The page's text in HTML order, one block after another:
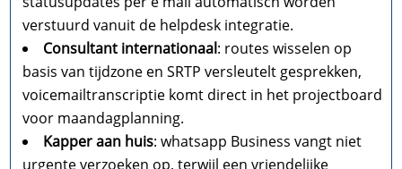
verstuurd vanuit de helpdesk integratie.​
Consultant internationaal: routes wisselen op
basis van tijdzone en SRTP versleutelt gesprekken,
voicemailtranscriptie komt direct in het projectboard
voor maandagplanning.​
Kapper aan huis: whatsapp Business vangt niet
urgente verzoeken op, terwijl een vriendelijke